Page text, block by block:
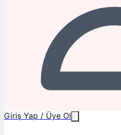
Giriş Yap / Üye Ol